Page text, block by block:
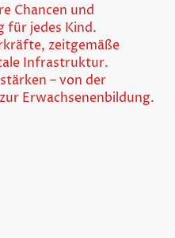
Chancen und
für jedes Kind.
zeitgemäße
Infrastruktur.
– von der
Erwachsenenbildung.